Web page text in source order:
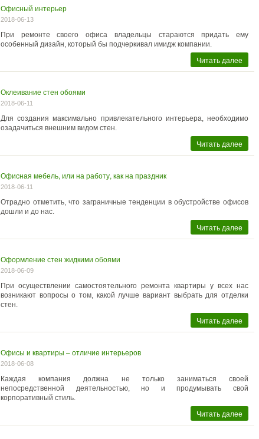
Офисный интерьер
2018-06-13
При ремонте своего офиса владельцы стараются придать ему
особенный дизайн, который бы подчеркивал имидж компании.
Читать далее
Оклеивание стен обоями
2018-06-11
Для создания максимально привлекательного интерьера, необходимо
озадачиться внешним видом стен.
Читать далее
Офисная мебель, или на работу, как на праздник
2018-06-11
Отрадно отметить, что заграничные тенденции в обустройстве офисов
дошли и до нас.
Читать далее
Оформление стен жидкими обоями
2018-06-09
При осуществлении самостоятельного ремонта квартиры у всех нас
возникают вопросы о том, какой лучше вариант выбрать для отделки
стен.
Читать далее
Офисы и квартиры – отличие интерьеров
2018-06-08
Каждая компания должна не только заниматься своей
непосредственной деятельностью, но и продумывать свой
корпоративный стиль.
Читать далее